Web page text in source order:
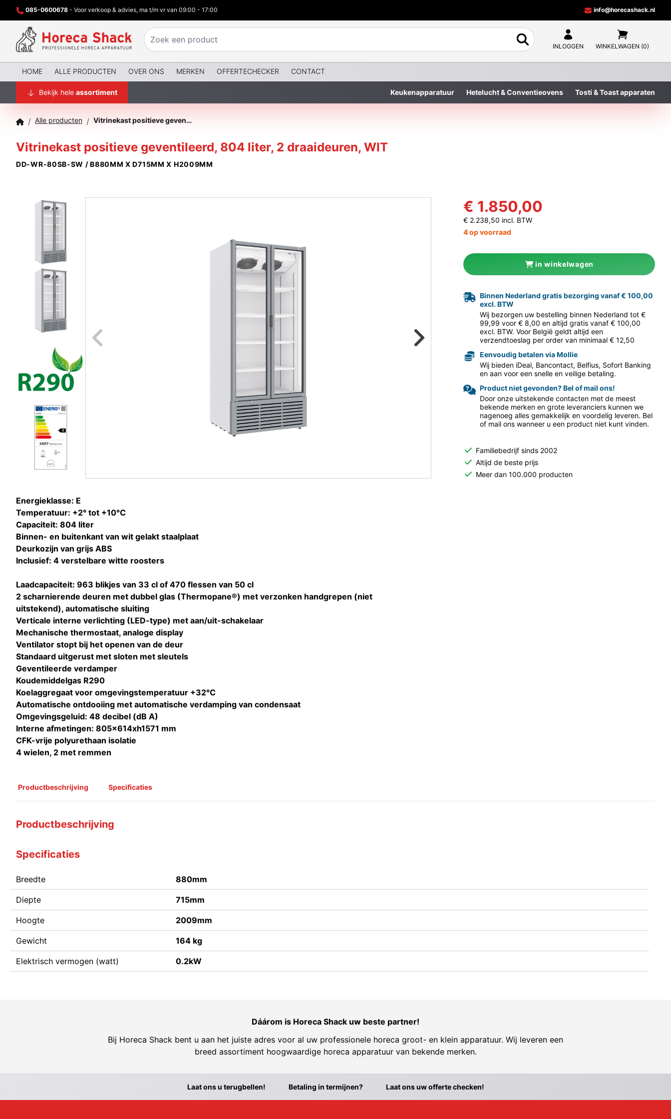
085-0600678 - Voor verkoop & advies, ma t/m vr van 09:00 - 17:00 info@horecashack.nl
INLOGGEN WINKELWAGEN (0)
HOME ALLE PRODUCTEN OVER ONS MERKEN OFFERTECHECKER CONTACT
Bekijk hele assortiment Keukenapparatuur Hetelucht & Conventieovens Tosti & Toast apparaten
/ Alle producten / Vitrinekast positieve geventileerd, 804 liter, 2 draaideuren, WIT
Vitrinekast positieve geventileerd, 804 liter, 2 draaideuren, WIT
DD-WR-80SB-SW / B880MM X D715MM X H2009MM
Naar vorige foto Naar volgende
Energieklasse: E
Temperatuur: +2° tot +10°C
Capaciteit: 804 liter
Binnen- en buitenkant van wit gelakt staalplaat
Deurkozijn van grijs ABS
Inclusief: 4 verstelbare witte roosters
Laadcapaciteit: 963 blikjes van 33 cl of 470 flessen van 50 cl
2 scharnierende deuren met dubbel glas (Thermopane®) met verzonken handgrepen (niet
uitstekend), automatische sluiting
Verticale interne verlichting (LED-type) met aan/uit-schakelaar
Mechanische thermostaat, analoge display
Ventilator stopt bij het openen van de deur
Standaard uitgerust met sloten met sleutels
Geventileerde verdamper
Koudemiddelgas R290
Koelaggregaat voor omgevingstemperatuur +32°C
Automatische ontdooiing met automatische verdamping van condensaat
Omgevingsgeluid: 48 decibel (dB A)
Interne afmetingen: 805x614xh1571 mm
CFK-vrije polyurethaan isolatie
4 wielen, 2 met remmen
€ 1.850,00
€ 2.238,50 incl. BTW
4 op voorraad
in winkelwagen
Binnen Nederland gratis bezorging vanaf € 100,00
excl. BTW
Wij bezorgen uw bestelling binnen Nederland tot €
99,99 voor € 8,00 en altijd gratis vanaf € 100,00
excl. BTW. Voor België geldt altijd een
verzendtoeslag per order van minimaal € 12,50
Eenvoudig betalen via Mollie
Wij bieden iDeal, Bancontact, Belfius, Sofort Banking
en aan voor een snelle en veilige betaling.
Product niet gevonden? Bel of mail ons!
Door onze uitstekende contacten met de meest
bekende merken en grote leveranciers kunnen we
nagenoeg alles gemakkelijk en voordelig leveren. Bel
of mail ons wanneer u een product niet kunt vinden.
Familiebedrijf sinds 2002
Altijd de beste prijs
Meer dan 100.000 producten
Productbeschrijving Specificaties
Productbeschrijving
Specificaties
Breedte 880mm
Diepte 715mm
Hoogte 2009mm
Gewicht 164 kg
Elektrisch vermogen (watt) 0.2kW
Dáárom is Horeca Shack uw beste partner!
Bij Horeca Shack bent u aan het juiste adres voor al uw professionele horeca groot- en klein apparatuur. Wij leveren een
breed assortiment hoogwaardige horeca apparatuur van bekende merken.
Laat ons u terugbellen! Betaling in termijnen? Laat ons uw offerte checken!